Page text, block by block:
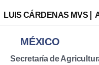
LUIS CÁRDENAS MVS
MÉXICO
Secretaría de